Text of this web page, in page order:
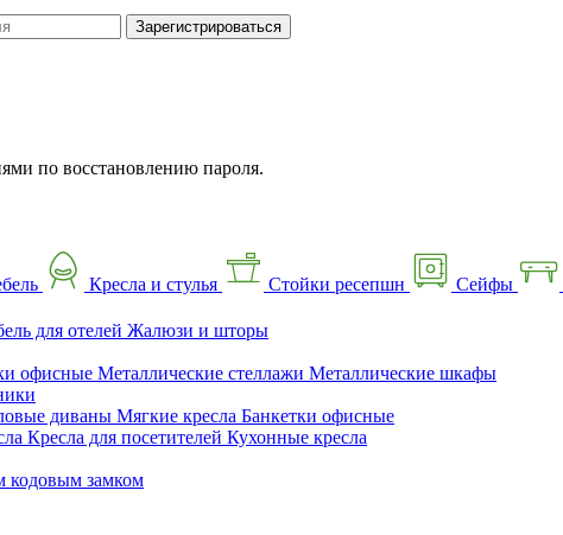
Зарегистрироваться
по восстановлению пароля.
Кресла и стулья Стойки ресепшн Сейфы
для отелей Жалюзи и шторы
офисные Металлические стеллажи Металлические шкафы
диваны Мягкие кресла Банкетки офисные
Кресла для посетителей Кухонные кресла
кодовым замком